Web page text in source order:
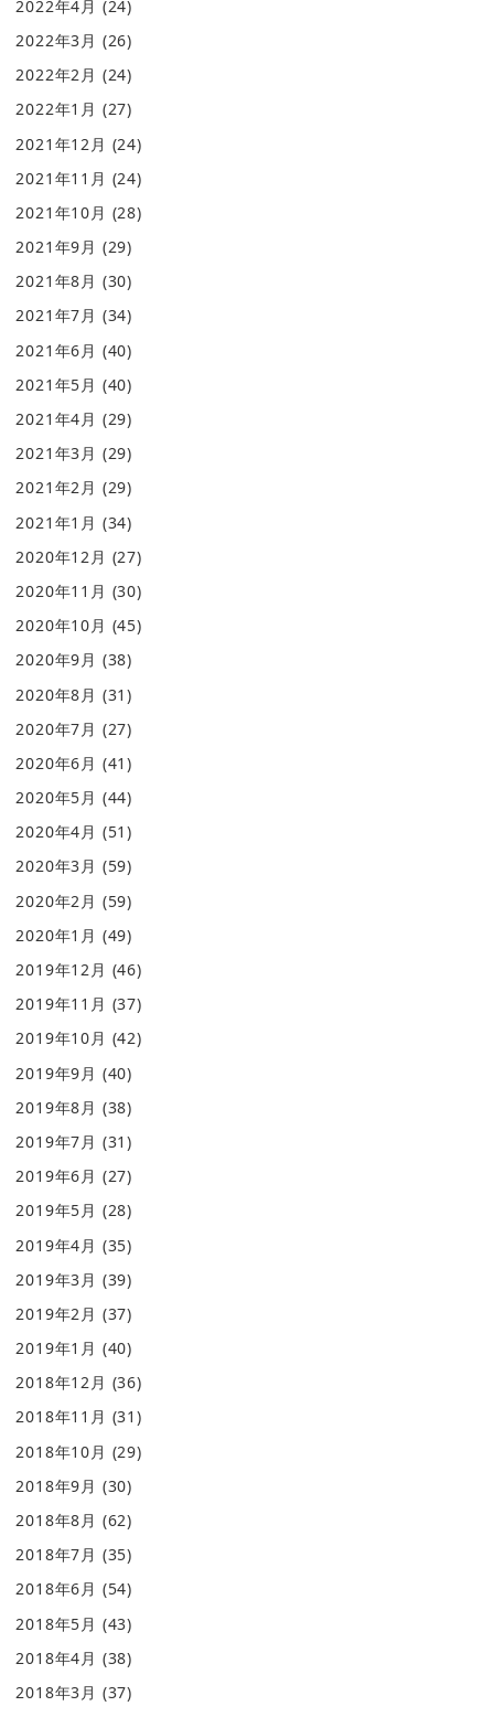
2022年4月 (24)
2022年3月 (26)
2022年2月 (24)
2022年1月 (27)
2021年12月 (24)
2021年11月 (24)
2021年10月 (28)
2021年9月 (29)
2021年8月 (30)
2021年7月 (34)
2021年6月 (40)
2021年5月 (40)
2021年4月 (29)
2021年3月 (29)
2021年2月 (29)
2021年1月 (34)
2020年12月 (27)
2020年11月 (30)
2020年10月 (45)
2020年9月 (38)
2020年8月 (31)
2020年7月 (27)
2020年6月 (41)
2020年5月 (44)
2020年4月 (51)
2020年3月 (59)
2020年2月 (59)
2020年1月 (49)
2019年12月 (46)
2019年11月 (37)
2019年10月 (42)
2019年9月 (40)
2019年8月 (38)
2019年7月 (31)
2019年6月 (27)
2019年5月 (28)
2019年4月 (35)
2019年3月 (39)
2019年2月 (37)
2019年1月 (40)
2018年12月 (36)
2018年11月 (31)
2018年10月 (29)
2018年9月 (30)
2018年8月 (62)
2018年7月 (35)
2018年6月 (54)
2018年5月 (43)
2018年4月 (38)
2018年3月 (37)